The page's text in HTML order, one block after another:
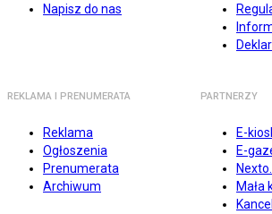
Napisz do nas
REKLAMA I PRENUMERATA
Reklama
Ogłoszenia
Prenumerata
Archiwum
PARTNERZY
E-
E-
Mała